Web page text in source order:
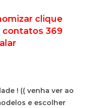
clique
369
! (( venha ver ao
e escolher